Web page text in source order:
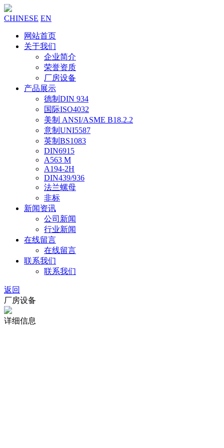
CHINESE EN
网站首页
关于我们
企业简介
荣誉资质
厂房设备
产品展示
德制DIN 934
国际ISO4032
美制 ANSI/ASME B18.2.2
意制UNI5587
英制BS1083
DIN6915
A563 M
A194-2H
DIN439/936
法兰螺母
非标
新闻资讯
公司新闻
行业新闻
在线留言
在线留言
联系我们
联系我们
返回
厂房设备
详细信息